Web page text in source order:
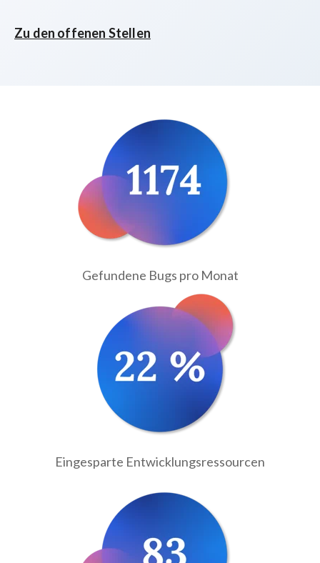
Zu den offenen Stellen
Gefundene Bugs pro Monat
Eingesparte Entwicklungsressourcen